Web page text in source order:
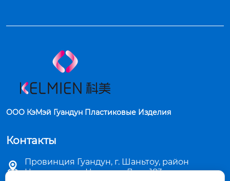
ООО КэМэй Гуандун Пластиковые Изделия
Контакты

Провинция Гуандун, г. Шаньтоу, район
Цзиньпин, ул. Чаошань Лу, д. 183